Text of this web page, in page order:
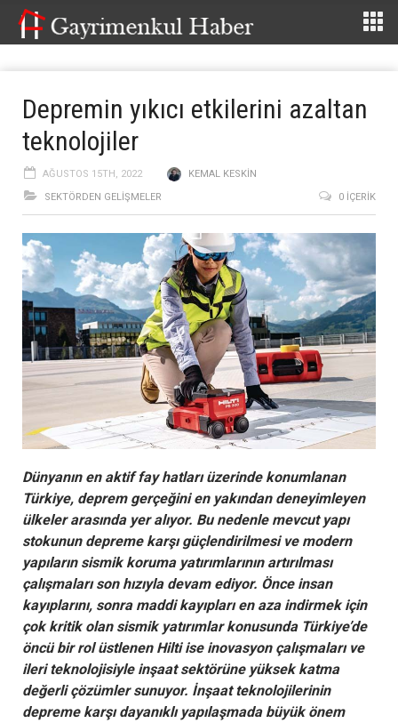
Depremin yıkıcı etkilerini azaltan
teknolojiler
AĞUSTOS 15TH, 2022
KEMAL KESKIN
SEKTÖRDEN GELIŞMELER
0 İÇERIK
Dünyanın en aktif fay hatları üzerinde konumlanan
Türkiye, deprem gerçeğini en yakından deneyimleyen
ülkeler arasında yer alıyor. Bu nedenle mevcut yapı
stokunun depreme karşı güçlendirilmesi ve modern
yapıların sismik koruma yatırımlarının artırılması
çalışmaları son hızıyla devam ediyor. Önce insan
kayıplarını, sonra maddi kayıpları en aza indirmek için
çok kritik olan sismik yatırımlar konusunda Türkiye’de
öncü bir rol üstlenen Hilti ise inovasyon çalışmaları ve
ileri teknolojisiyle inşaat sektörüne yüksek katma
değerli çözümler sunuyor. İnşaat teknolojilerinin
depreme karşı dayanıklı yapılaşmada büyük önem